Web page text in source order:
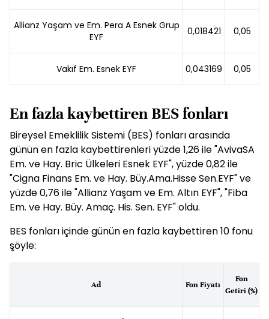
Allianz Yaşam ve Em. Pera A Esnek Grup
EYF
0,018421 0,05
Vakıf Em. Esnek EYF 0,043169 0,05
En fazla kaybettiren BES fonları
Bireysel Emeklilik Sistemi (BES) fonları arasında
günün en fazla kaybettirenleri yüzde 1,26 ile "AvivaSA
Em. ve Hay. Bric Ülkeleri Esnek EYF", yüzde 0,82 ile
"Cigna Finans Em. ve Hay. Büy.Ama.Hisse Sen.EYF" ve
yüzde 0,76 ile "Allianz Yaşam ve Em. Altın EYF", "Fiba
Em. ve Hay. Büy. Amaç. His. Sen. EYF" oldu.
BES fonları içinde günün en fazla kaybettiren 10 fonu
şöyle:
Ad Fon Fiyatı
Fon
Getiri (%)